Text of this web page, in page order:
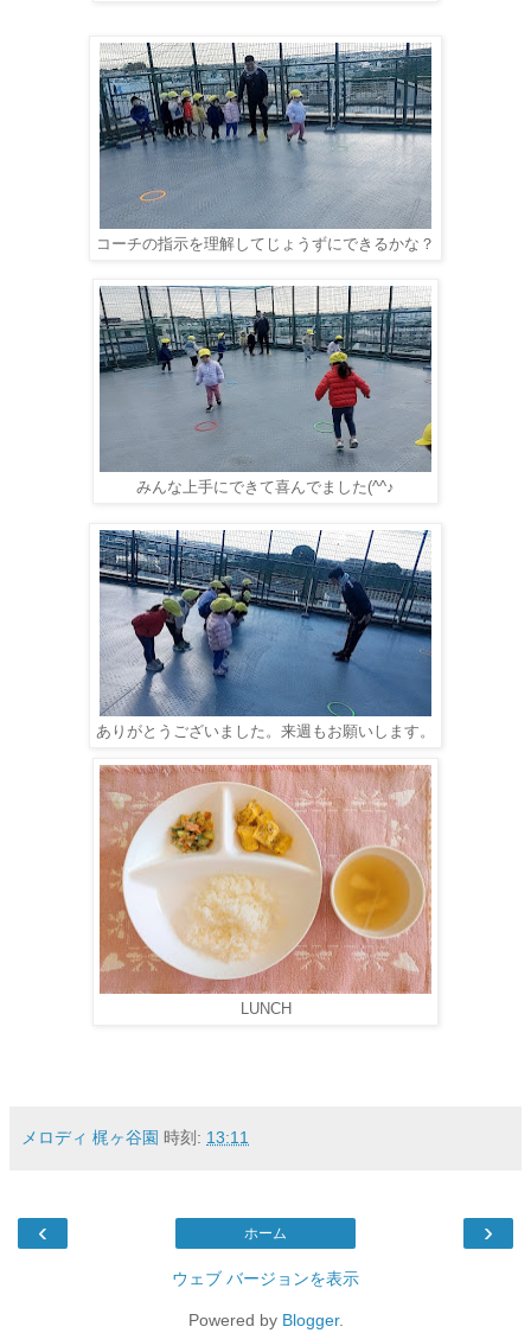
コーチの指示を理解してじょうずにできるかな？
みんな上手にできて喜んでました(^^♪
ありがとうございました。来週もお願いします。
LUNCH
メロディ 梶ヶ谷園 時刻: 13:11
‹ ›
ホーム
ウェブ バージョンを表示
Powered by Blogger.